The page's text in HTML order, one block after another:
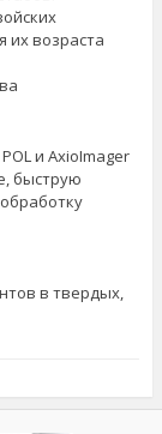
их возраста
и AxioImager
быструю
в твердых,